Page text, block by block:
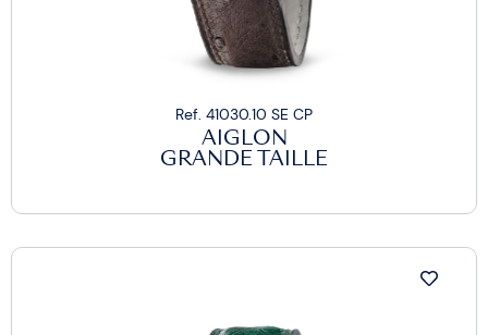
Ref. 41030.10 SE CP
AIGLON
GRANDE TAILLE